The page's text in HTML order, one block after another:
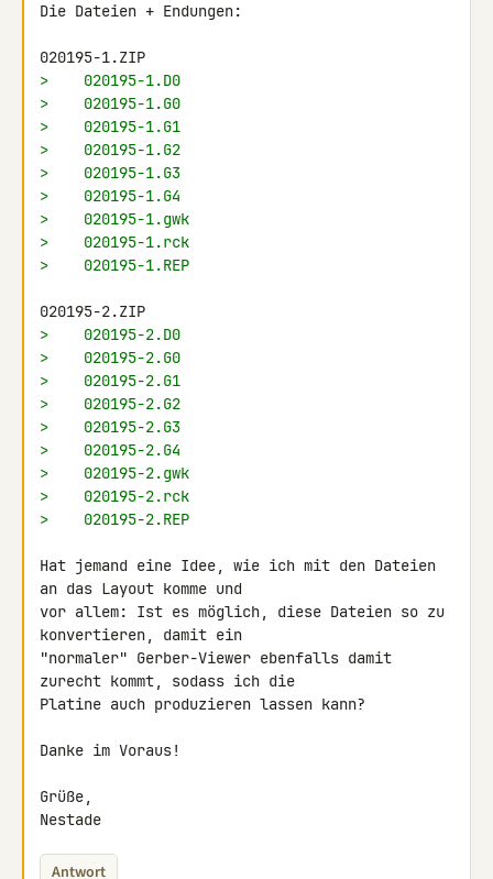
Die Dateien + Endungen:
>    020195-1.D0
>    020195-1.G0
>    020195-1.G1
>    020195-1.G2
>    020195-1.G3
>    020195-1.G4
>    020195-1.gwk
>    020195-1.rck
>    020195-1.REP
>    020195-2.D0
>    020195-2.G0
>    020195-2.G1
>    020195-2.G2
>    020195-2.G3
>    020195-2.G4
>    020195-2.gwk
>    020195-2.rck
>    020195-2.REP
Hat jemand eine Idee, wie ich mit den Dateien
an das Layout komme und
vor allem: Ist es möglich, diese Dateien so zu
konvertieren, damit ein
"normaler" Gerber-Viewer ebenfalls damit
zurecht kommt, sodass ich die
Platine auch produzieren lassen kann?
Danke im Voraus!
Grüße,
Nestade
Antwort